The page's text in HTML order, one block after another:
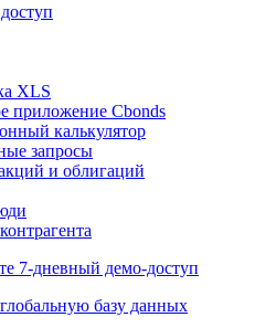
XLS
приложение Cbonds
калькулятор
запросы
и облигаций
7-дневный демо-доступ
базу данных